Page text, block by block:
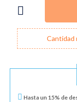
Cantidad
Hasta un 15% de